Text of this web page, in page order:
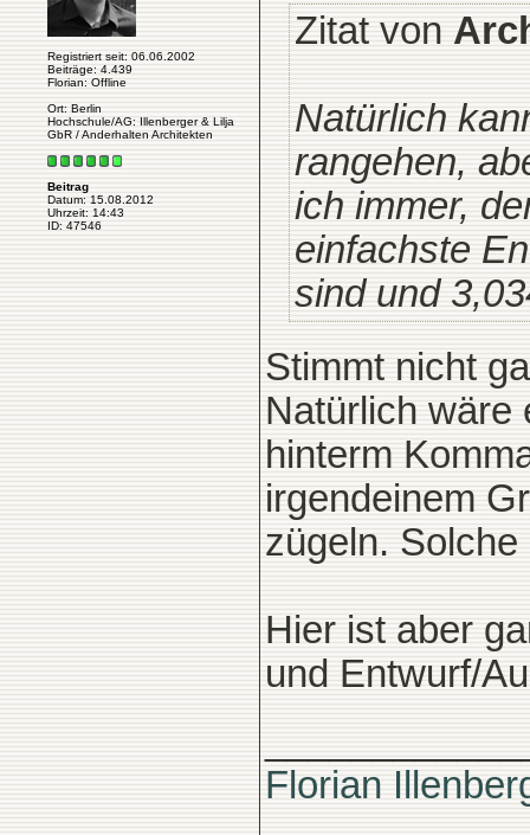
Registriert seit: 06.06.2002
Beiträge: 4.439
Florian: Offline
Ort: Berlin
Hochschule/AG: Illenberger & Lilja
GbR / Anderhalten Architekten
Beitrag
Datum: 15.08.2012
Uhrzeit: 14:43
ID: 47546
Zitat von
Natürlich
rangehen,
ich immer,
einfachste
sind und
Stimmt nicht
Natürlich wäre
hinterm
irgendeinem
zügeln.
Hier ist aber
und Entwurf/
Florian